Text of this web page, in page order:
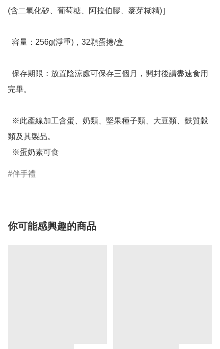
(含二氧化矽、葡萄糖、阿拉伯膠、麥芽糊精)］
完畢。
類及其製品。
  ※蛋奶素可食
伴手禮
你可能感興趣的商品